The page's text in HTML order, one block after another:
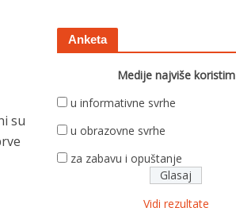
su
Anketa
Medije najviše koristim
u informativne svrhe
u obrazovne svrhe
za zabavu i opuštanje
Vidi rezultate